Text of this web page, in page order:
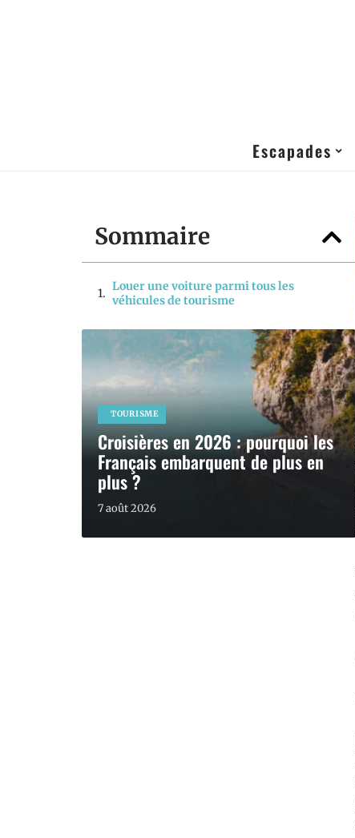
Escapades
Sommaire
Louer une voiture parmi tous les
véhicules de tourisme
TOURISME
Croisières en 2026 : pourquoi les
Français embarquent de plus en
plus ?
7 août 2026